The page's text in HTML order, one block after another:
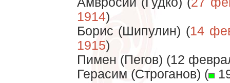
1914)
Борис (Шипулин) (14
1915)
Пимен (Пегов) (12
Герасим (Строганов) (